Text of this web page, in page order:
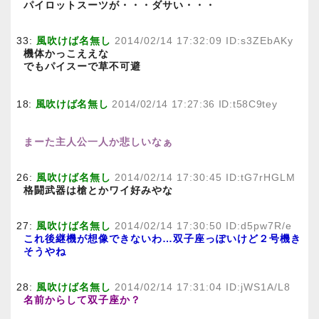
パイロットスーツが・・・ダサい・・・
33: 風吹けば名無し 2014/02/14 17:32:09 ID:s3ZEbAKy
機体かっこええな
でもパイスーで草不可避
18: 風吹けば名無し 2014/02/14 17:27:36 ID:t58C9tey
まーた主人公一人か悲しいなぁ
26: 風吹けば名無し 2014/02/14 17:30:45 ID:tG7rHGLM
格闘武器は槍とかワイ好みやな
27: 風吹けば名無し 2014/02/14 17:30:50 ID:d5pw7R/e
これ後継機が想像できないわ…双子座っぽいけど２号機き
そうやね
28: 風吹けば名無し 2014/02/14 17:31:04 ID:jWS1A/L8
名前からして双子座か？